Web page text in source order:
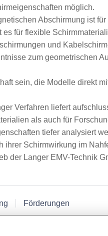
möglich.
Abschirmung ist
für flexible
und
zum geometrischen
sein, die Modelle direkt
Verfahren liefert
als auch für
tiefer analysiert
ihrer Schirmwirkung im
der Langer EMV-Technik
Förderungen